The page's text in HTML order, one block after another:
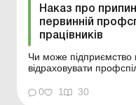
Наказ про
первинній
працівників
Чи може підприємство
відраховувати
0
1 30